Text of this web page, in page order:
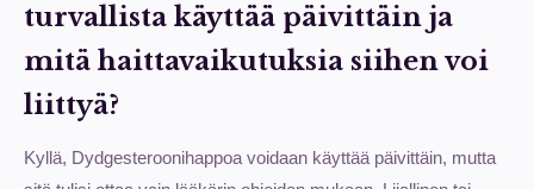
turvallista käyttää päivittäin ja
mitä haittavaikutuksia siihen voi
liittyä?
Kyllä, Dydgesteroonihappoa voidaan käyttää päivittäin, mutta